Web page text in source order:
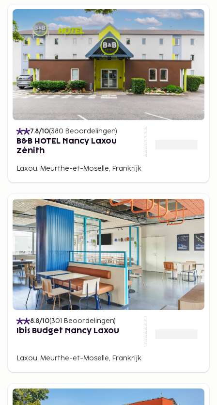
7.8/10(380 Beoordelingen)
B&B HOTEL Nancy Laxou
Zénith
Laxou, Meurthe-et-Moselle, Frankrijk
8.8/10(301 Beoordelingen)
Ibis Budget Nancy Laxou
Laxou, Meurthe-et-Moselle, Frankrijk